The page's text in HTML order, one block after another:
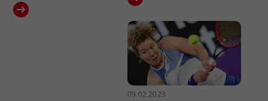
09.02.2023